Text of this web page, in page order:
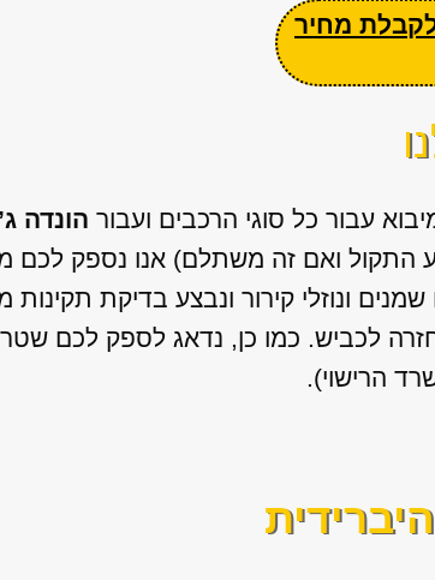
מחיר
עבור כל סוגי הרכבים ועבור הונדה
התקול ואם זה משתלם) אנו נספק לכם
ונוזלי קירור ונבצע בדיקת
לכביש. כמו כן, נדאג לספק לכם
הרישוי).